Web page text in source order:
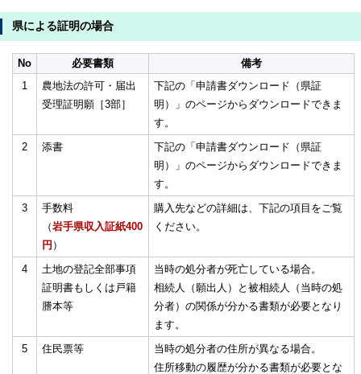
県による証明の場合
No 必要書類
備考
1
農地法の許可・届出
受理証明願［3部］
下記の「申請書ダウンロード（県証
明）」のページからダウンロードできま
す。
2
添書
下記の「申請書ダウンロード（県証
明）」のページからダウンロードできま
す。
3
手数料
（岩手県収入証紙400
円 ）
購入先などの詳細は、下記の項目をご覧
ください。
4
土地の登記全部事項
証明書もしくは戸籍
謄本等
当時の処分者が死亡している場合。
相続人（願出人）と被相続人（当時の処
分者）の関係が分かる書類が必要となり
ます。
5
住民票等
当時の処分者の住所が異なる場合。
住所移動の履歴が分かる書類が必要とな